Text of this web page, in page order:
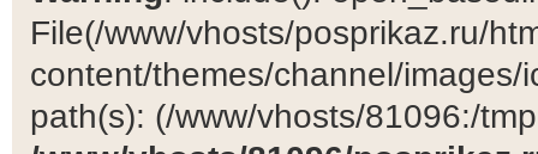
File(/www/vhosts/posprikaz.ru/
content/themes/channel/
path(s): (/www/vhosts/81096:/